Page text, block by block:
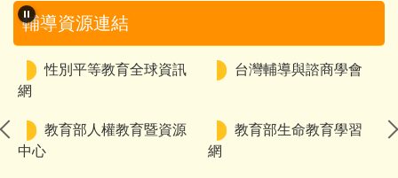
輔導資源連結
教育部青年發展署
社團法人台灣自殺防治